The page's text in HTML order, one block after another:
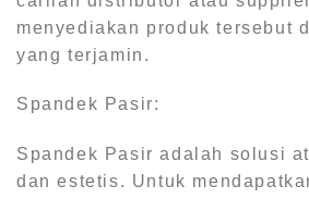
menyediakan produk tersebut
yang terjamin.
Spandek Pasir:
Spandek Pasir adalah solusi
dan estetis. Untuk